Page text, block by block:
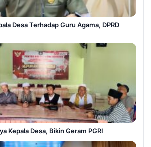
Desa Terhadap Guru Agama, DPRD
Kepala Desa, Bikin Geram PGRI